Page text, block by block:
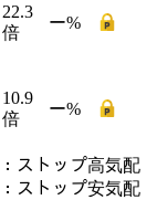
22.3
倍
ー%
10.9
倍
ー%
： ストップ高気配
： ストップ安気配